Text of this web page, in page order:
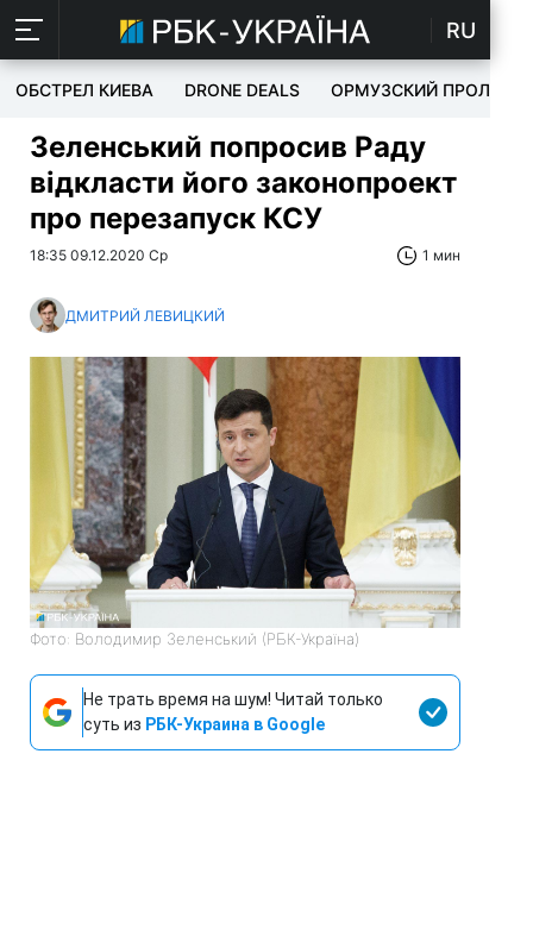
RU
ОБСТРЕЛ КИЕВА DRONE DEALS ОРМУЗСКИЙ ПРОЛИВ
Зеленський попросив Раду
відкласти його законопроект
про перезапуск КСУ
18:35 09.12.2020 Ср 1 мин
ДМИТРИЙ ЛЕВИЦКИЙ
Фото: Володимир Зеленський (РБК-Україна)
Не трать время на шум! Читай только
суть из РБК-Украина в Google